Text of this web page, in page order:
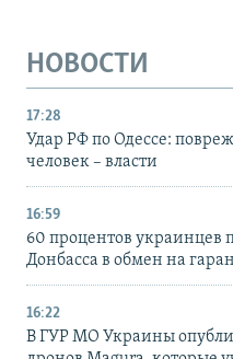
НОВОСТИ
17:28
Удар РФ по Одессе:
человек – власти
16:59
60 процентов украинцев
Донбасса в обмен на
16:22
В ГУР МО Украины